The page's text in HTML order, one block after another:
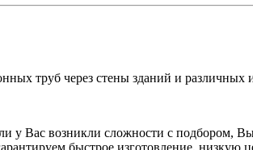
труб через стены зданий и
у Вас возникли сложности с подбором,